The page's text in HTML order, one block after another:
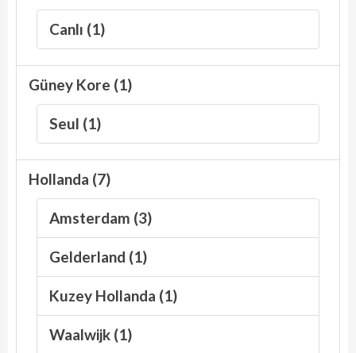
Canlı (1)
Güney Kore (1)
Seul (1)
Hollanda (7)
Amsterdam (3)
Gelderland (1)
Kuzey Hollanda (1)
Waalwijk (1)